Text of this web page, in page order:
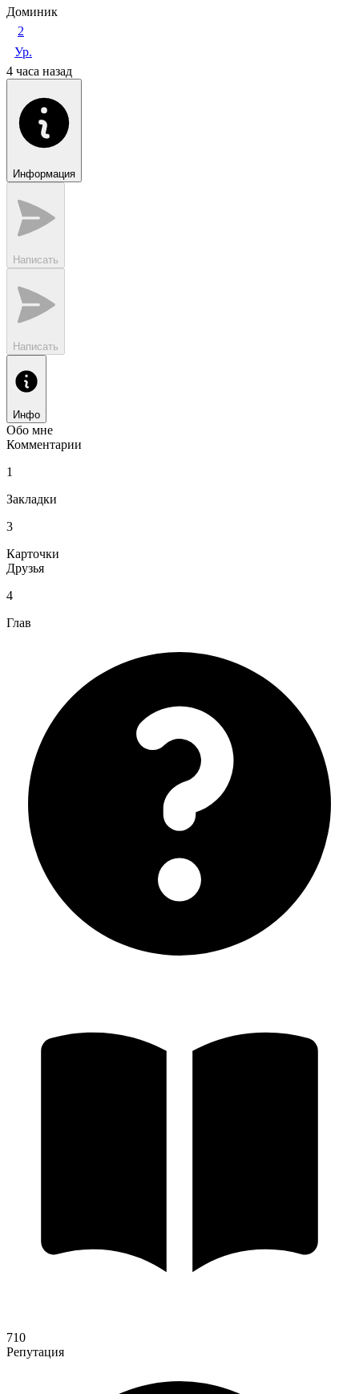
Доминик
2
Ур.
4 часа назад
Информация
Написать
Написать
Инфо
Обо мне
Комментарии
1
Закладки
3
Карточки
Друзья
4
Глав
710
Репутация